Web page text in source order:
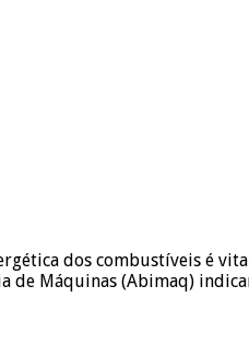
dos combustíveis é
de Máquinas (Abimaq)